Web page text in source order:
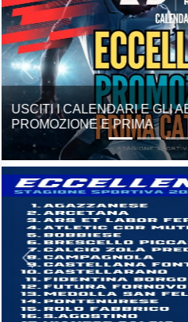
STAGIONE SPORTIVA 2026/
Previous
Previous